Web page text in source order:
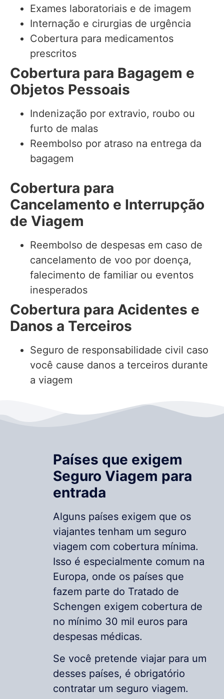
Exames laboratoriais e de imagem
Internação e cirurgias de urgência
Cobertura para medicamentos
prescritos
Cobertura para Bagagem e
Objetos Pessoais
Indenização por extravio, roubo ou
furto de malas
Reembolso por atraso na entrega da
bagagem
Cobertura para
Cancelamento e Interrupção
de Viagem
Reembolso de despesas em caso de
cancelamento de voo por doença,
falecimento de familiar ou eventos
inesperados
Cobertura para Acidentes e
Danos a Terceiros
Seguro de responsabilidade civil caso
você cause danos a terceiros durante
a viagem
Países que exigem
Seguro Viagem para
entrada
Alguns países exigem que os
viajantes tenham um seguro
viagem com cobertura mínima.
Isso é especialmente comum na
Europa, onde os países que
fazem parte do Tratado de
Schengen exigem cobertura de
no mínimo 30 mil euros para
despesas médicas.
Se você pretende viajar para um
desses países, é obrigatório
contratar um seguro viagem.